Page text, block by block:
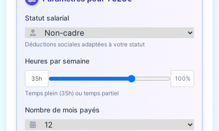
Statut salarial
Déductions sociales adaptées à votre statut
Heures par semaine
35h
100%
Temps plein (35h) ou temps partiel
Nombre de mois payés